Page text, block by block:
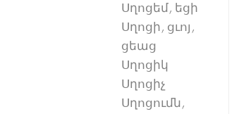
Սղոցեմ, եցի
Սղոցի, ցւոյ,
ցեաց
Սղոցիկ
Սղոցիչ
Սղոցումն,